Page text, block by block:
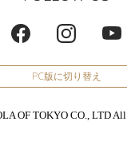
PC版に切り替え
OF TOKYO CO., LTD All